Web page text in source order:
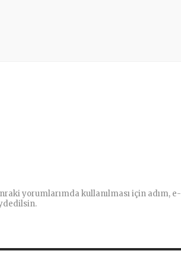
yorumlarımda kullanılması için adım, e-